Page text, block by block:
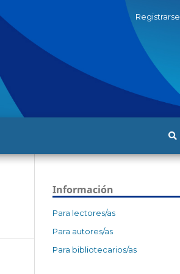
Registrarse
Información
Para lectores/as
Para autores/as
Para bibliotecarios/as